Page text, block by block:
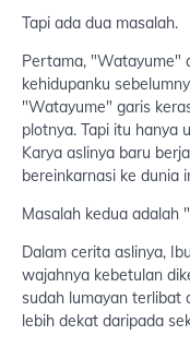
Tapi ada dua masalah.
Pertama, "Watayume"
kehidupanku
"Watayume" garis
plotnya. Tapi itu hanya
Karya aslinya baru
bereinkarnasi ke dunia
Masalah kedua adalah
Dalam cerita aslinya,
wajahnya kebetulan
sudah lumayan terlibat
lebih dekat daripada